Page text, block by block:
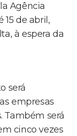
Agência
15 de abril,
à espera da
será
empresas
Também será
cinco vezes